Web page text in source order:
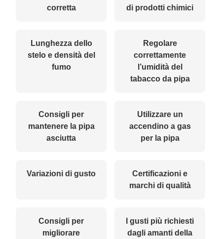
corretta di prodotti chimici
Lunghezza dello
stelo e densità del
fumo
Regolare
correttamente
l’umidità del
tabacco da pipa
Consigli per
mantenere la pipa
asciutta
Utilizzare un
accendino a gas
per la pipa
Variazioni di gusto
Certificazioni e
marchi di qualità
Consigli per
migliorare
I gusti più richiesti
dagli amanti della